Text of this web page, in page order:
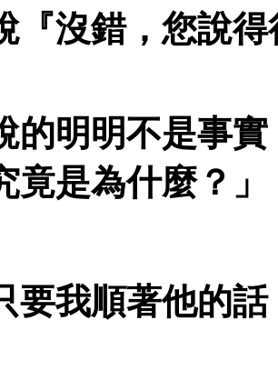
『沒錯，您說
的明明不是事
竟是為什麼？」
要我順著他的